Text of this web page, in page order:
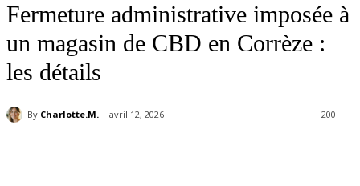
Fermeture administrative imposée à
un magasin de CBD en Corrèze :
les détails
By Charlotte.M. avril 12, 2026 200